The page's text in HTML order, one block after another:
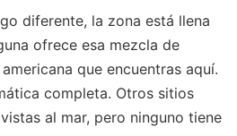
diferente, la zona está llena
ofrece esa mezcla de
que encuentras aquí.
completa. Otros sitios
al mar, pero ninguno tiene